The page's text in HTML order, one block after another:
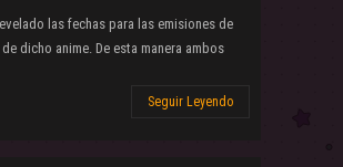
las fechas para las emisiones de
dicho anime. De esta manera ambos
Seguir Leyendo